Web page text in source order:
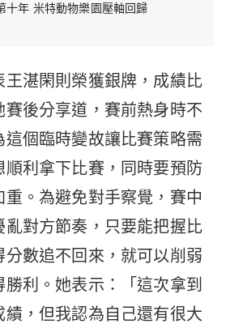
十年 米特動物樂園壓軸回歸
王湛閑則榮獲銀牌，成績比
賽後分享道，賽前熱身時不
個臨時變故讓比賽策略需
順利拿下比賽，同時要預防
重。為避免對手察覺，賽中
亂對方節奏，只要能把握比
分數追不回來，就可以削弱
利。她表示：「這次拿到
績，但我認為自己還有很大